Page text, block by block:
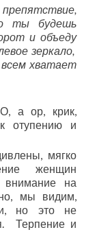
ты будешь
и объеду
зеркало,
хватает
а ор, крик,
отупению и
мягко
женщин
на
мы видим,
но это не
Терпение и